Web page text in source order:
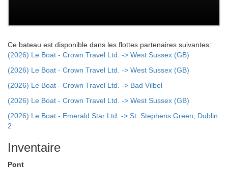
Ce bateau est disponible dans les flottes partenaires suivantes:
(2026) Le Boat - Crown Travel Ltd. -> West Sussex (GB)
(2026) Le Boat - Crown Travel Ltd. -> West Sussex (GB)
(2026) Le Boat - Crown Travel Ltd. -> Bad Vilbel
(2026) Le Boat - Crown Travel Ltd. -> West Sussex (GB)
(2026) Le Boat - Emerald Star Ltd. -> St. Stephens Green, Dublin
2
Inventaire
Pont